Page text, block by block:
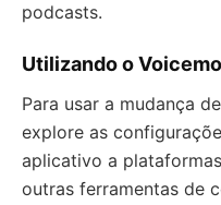
podcasts.
Utilizando o
Para usar a mudança
explore as
aplicativo a
outras ferramentas de